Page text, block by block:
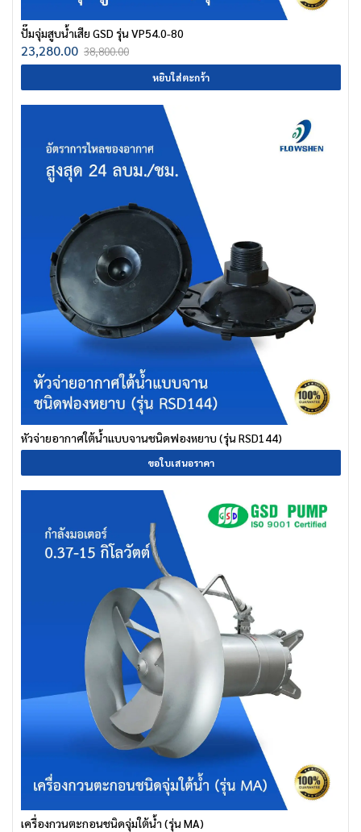
ปั๊มจุ่มสูบน้ำเสีย GSD รุ่น VP54.0-80
38,800.00
23,280.00
หยิบใส่ตะกร้า
หัวจ่ายอากาศใต้น้ำแบบจานชนิดฟองหยาบ (รุ่น RSD144)
ขอใบเสนอราคา
เครื่องกวนตะกอนชนิดจุ่มใต้น้ำ (รุ่น MA)